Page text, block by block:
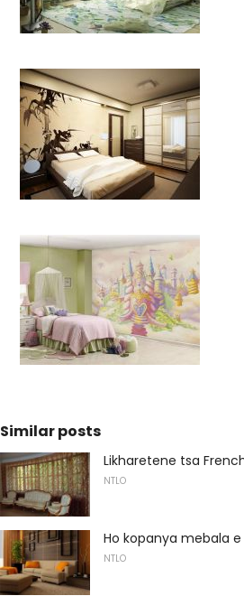
Similar posts
Likharetene tsa
NTLO
Ho kopanya mebala
NTLO